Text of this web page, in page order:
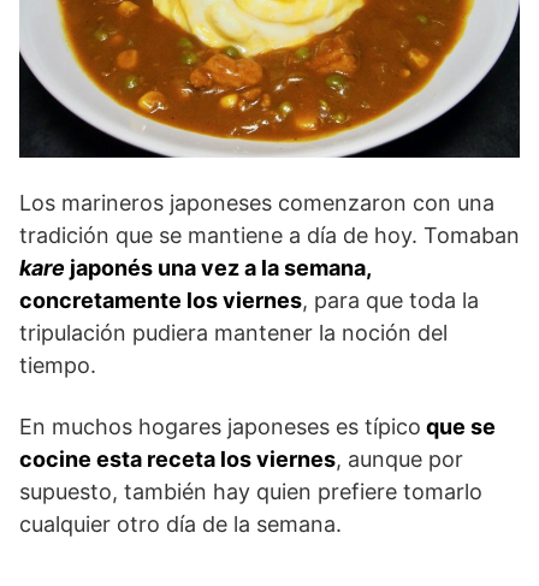
Los marineros japoneses comenzaron con una
tradición que se mantiene a día de hoy. Tomaban
kare japonés una vez a la semana,
concretamente los viernes, para que toda la
tripulación pudiera mantener la noción del
tiempo.
En muchos hogares japoneses es típico que se
cocine esta receta los viernes, aunque por
supuesto, también hay quien prefiere tomarlo
cualquier otro día de la semana.